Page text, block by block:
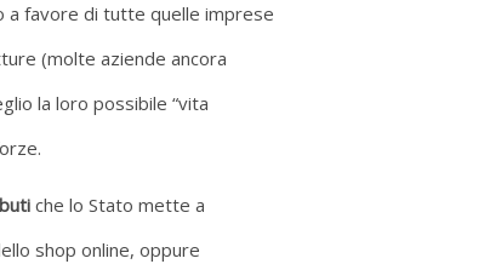
a favore di tutte quelle imprese
(molte aziende ancora
la loro possibile “vita
che lo Stato mette a
shop online, oppure